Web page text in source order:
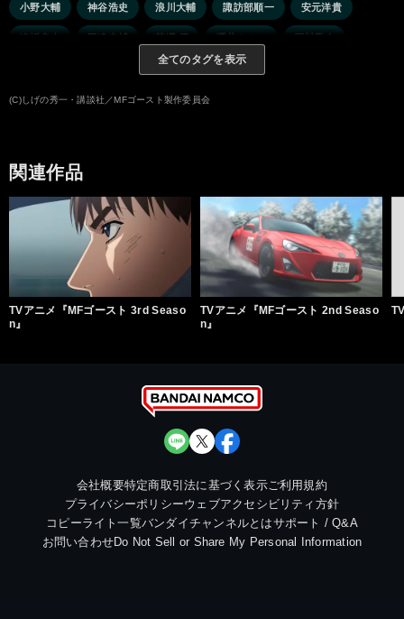
小野大輔 神谷浩史 浪川大輔 諏訪部順一 安元洋貴
逢坂良太 田邊幸輔 芹澤 優 櫻井トオル 石川界人
坂田将吾 三宅健太
相沢菜々子 畠中 祐 子安武人
神奈延年
全てのタグを表示
(C)しげの秀一・講談社／MFゴースト製作委員会
関連作品
TVアニメ『MFゴースト 3rd Seaso
n』
TVアニメ『MFゴースト 2nd Seaso
n』
会社概要特定商取引法に基づく表示ご利用規約
プライバシーポリシーウェブアクセシビリティ方針
コピーライト一覧バンダイチャンネルとはサポート / Q&A
お問い合わせDo Not Sell or Share My Personal Information